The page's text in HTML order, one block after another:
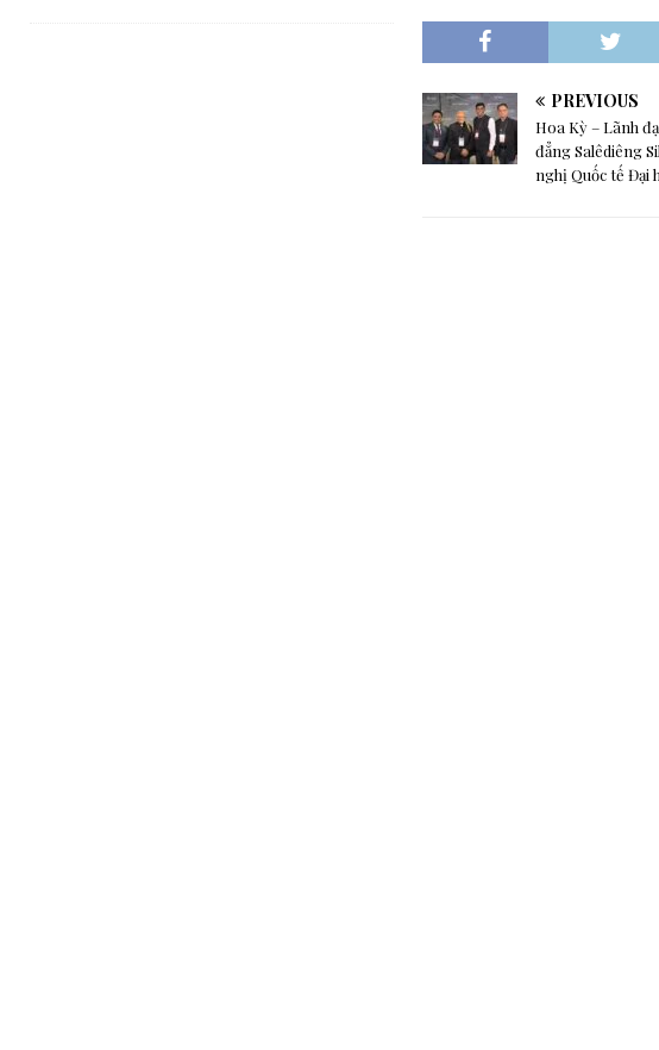
PREVIOUS
Hoa Kỳ – Lãnh
đẳng Salêdiêng
nghị Quốc tế Đại